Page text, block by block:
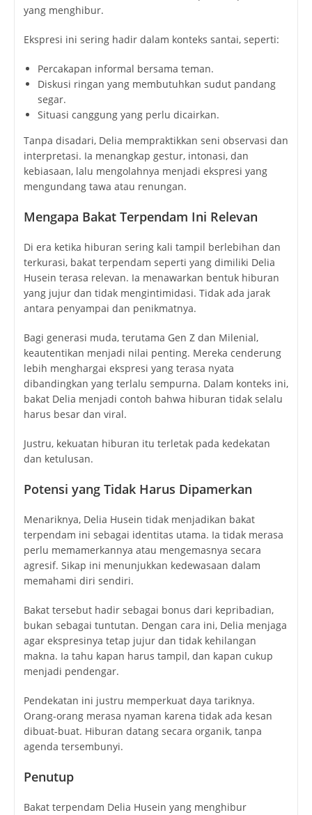
yang menghibur.
Ekspresi ini sering hadir dalam konteks santai, seperti:
Percakapan informal bersama teman.
Diskusi ringan yang membutuhkan sudut pandang
segar.
Situasi canggung yang perlu dicairkan.
Tanpa disadari, Delia mempraktikkan seni observasi dan
interpretasi. Ia menangkap gestur, intonasi, dan
kebiasaan, lalu mengolahnya menjadi ekspresi yang
mengundang tawa atau renungan.
Mengapa Bakat Terpendam Ini Relevan
Di era ketika hiburan sering kali tampil berlebihan dan
terkurasi, bakat terpendam seperti yang dimiliki Delia
Husein terasa relevan. Ia menawarkan bentuk hiburan
yang jujur dan tidak mengintimidasi. Tidak ada jarak
antara penyampai dan penikmatnya.
Bagi generasi muda, terutama Gen Z dan Milenial,
keautentikan menjadi nilai penting. Mereka cenderung
lebih menghargai ekspresi yang terasa nyata
dibandingkan yang terlalu sempurna. Dalam konteks ini,
bakat Delia menjadi contoh bahwa hiburan tidak selalu
harus besar dan viral.
Justru, kekuatan hiburan itu terletak pada kedekatan
dan ketulusan.
Potensi yang Tidak Harus Dipamerkan
Menariknya, Delia Husein tidak menjadikan bakat
terpendam ini sebagai identitas utama. Ia tidak merasa
perlu memamerkannya atau mengemasnya secara
agresif. Sikap ini menunjukkan kedewasaan dalam
memahami diri sendiri.
Bakat tersebut hadir sebagai bonus dari kepribadian,
bukan sebagai tuntutan. Dengan cara ini, Delia menjaga
agar ekspresinya tetap jujur dan tidak kehilangan
makna. Ia tahu kapan harus tampil, dan kapan cukup
menjadi pendengar.
Pendekatan ini justru memperkuat daya tariknya.
Orang-orang merasa nyaman karena tidak ada kesan
dibuat-buat. Hiburan datang secara organik, tanpa
agenda tersembunyi.
Penutup
Bakat terpendam Delia Husein yang menghibur